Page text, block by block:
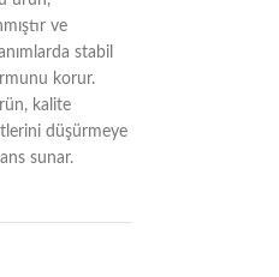
ve
stabil
korur.
kalite
düşürmeye
sunar.